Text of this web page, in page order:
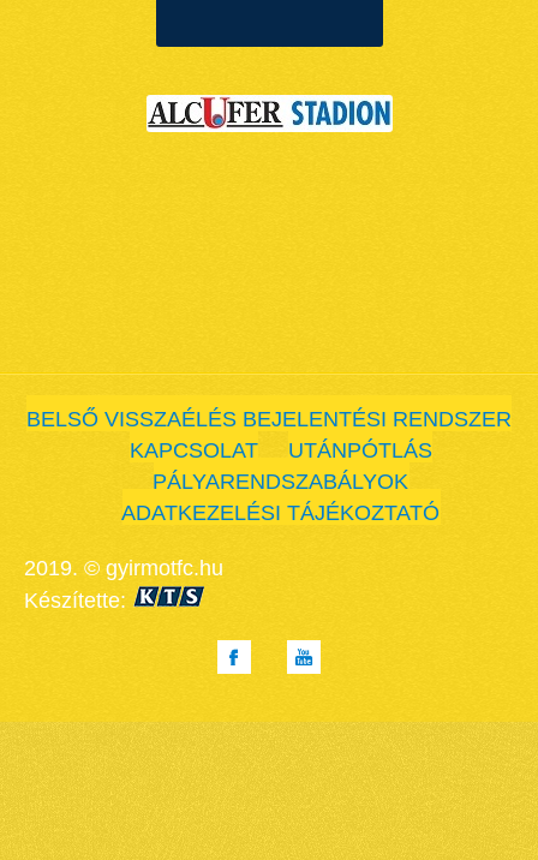
BELSŐ VISSZAÉLÉS BEJELENTÉSI RENDSZER
KAPCSOLAT
UTÁNPÓTLÁS
PÁLYARENDSZABÁLYOK
ADATKEZELÉSI TÁJÉKOZTATÓ
2019. © gyirmotfc.hu
Készítette: